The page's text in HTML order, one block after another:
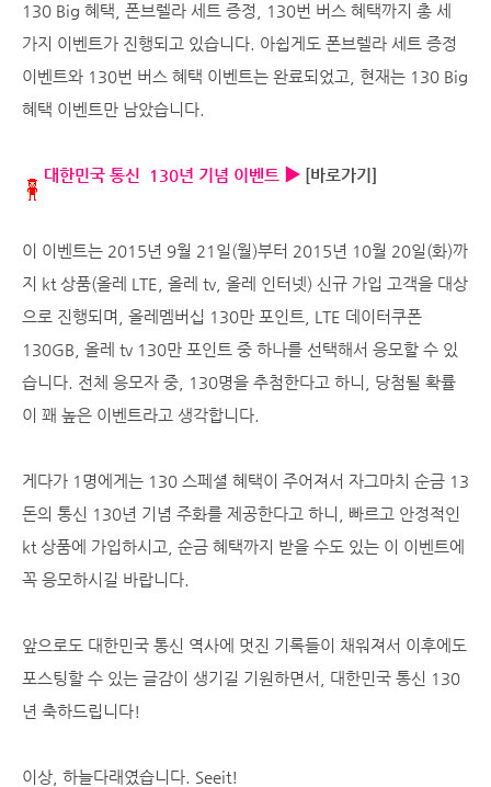
130 Big 혜택, 폰브렐라 세트 증정, 130번 버스 혜택까지 총 세
가지 이벤트가 진행되고 있습니다. 아쉽게도 폰브렐라 세트 증정
이벤트와 130번 버스 혜택 이벤트는 완료되었고, 현재는 130 Big
혜택 이벤트만 남았습니다.
대한민국 통신 130년 기념 이벤트 ▶ [바로가기]
이 이벤트는 2015년 9월 21일(월)부터 2015년 10월 20일(화)까
지 kt 상품(올레 LTE, 올레 tv, 올레 인터넷) 신규 가입 고객을 대상
으로 진행되며, 올레멤버십 130만 포인트, LTE 데이터쿠폰
130GB, 올레 tv 130만 포인트 중 하나를 선택해서 응모할 수 있
습니다. 전체 응모자 중, 130명을 추첨한다고 하니, 당첨될 확률
이 꽤 높은 이벤트라고 생각합니다.
게다가 1명에게는 130 스페셜 혜택이 주어져서 자그마치 순금 13
돈의 통신 130년 기념 주화를 제공한다고 하니, 빠르고 안정적인
kt 상품에 가입하시고, 순금 혜택까지 받을 수도 있는 이 이벤트에
꼭 응모하시길 바랍니다.
앞으로도 대한민국 통신 역사에 멋진 기록들이 채워져서 이후에도
포스팅할 수 있는 글감이 생기길 기원하면서, 대한민국 통신 130
년 축하드립니다!
이상, 하늘다래였습니다. Seeit!